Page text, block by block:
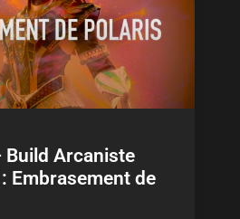
Build Arcaniste
Embrasement de